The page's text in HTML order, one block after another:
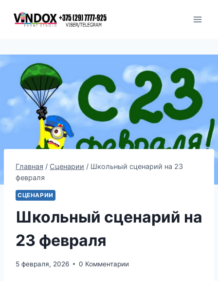
Главная / Сценарии / Школьный сценарий на 23
февраля
СЦЕНАРИИ
Школьный сценарий на
23 февраля
5 февраля, 2026 0 Комментарии